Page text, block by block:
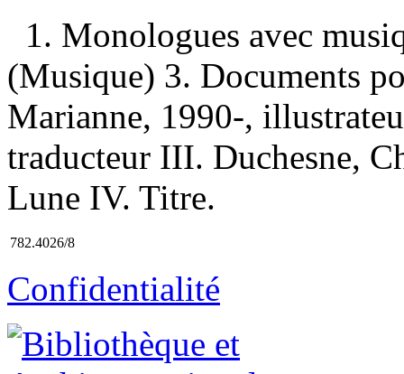
1. Monologues avec
(Musique) 3. Documents
Marianne, 1990-,
traducteur III. Duchesne,
Lune IV. Titre.
782.4026/8
Confidentialité